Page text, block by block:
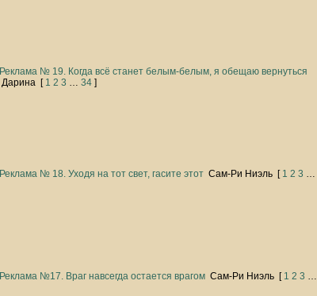
Реклама № 19. Когда всё станет белым-белым, я обещаю вернуться
Дарина [ 1 2 3 … 34 ]
Реклама № 18. Уходя на тот свет, гасите этот Сам-Ри Ниэль [ 1 2 3 …
Реклама №17. Враг навсегда остается врагом Сам-Ри Ниэль [ 1 2 3 …